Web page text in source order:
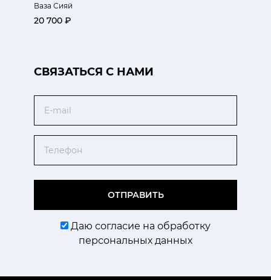
Ваза Сияй
20 700 ₽
CВЯЗАТЬСЯ С НАМИ
ОТПРАВИТЬ
Даю согласие на обработку
персональных данных